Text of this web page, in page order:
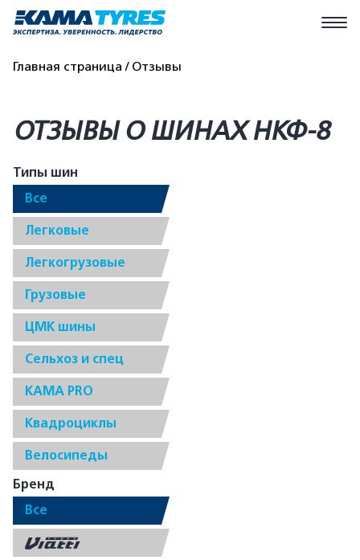
Главная страница Отзывы
ОТЗЫВЫ О ШИНАХ НКФ-8
Типы шин
Все
Легковые
Легкогрузовые
Грузовые
ЦМК шины
Сельхоз и спец
КАМА PRO
Квадроциклы
Велосипеды
Бренд
Все